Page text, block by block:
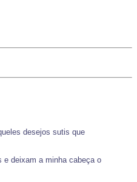
desejos sutis que
e deixam a minha cabeça o